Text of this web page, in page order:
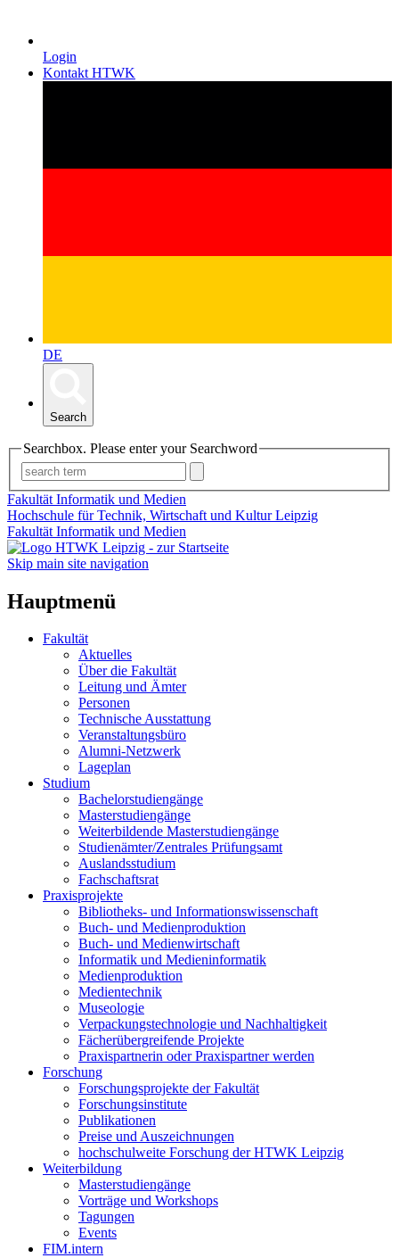
Login
Kontakt HTWK
DE
Search
Searchbox. Please enter your Searchword
Fakultät Informatik und Medien
Hochschule für Technik, Wirtschaft und Kultur Leipzig
Fakultät Informatik und Medien
Skip main site navigation
Hauptmenü
Fakultät
Aktuelles
Über die Fakultät
Leitung und Ämter
Personen
Technische Ausstattung
Veranstaltungsbüro
Alumni-Netzwerk
Lageplan
Studium
Bachelorstudiengänge
Masterstudiengänge
Weiterbildende Masterstudiengänge
Studienämter/Zentrales Prüfungsamt
Auslandsstudium
Fachschaftsrat
Praxisprojekte
Bibliotheks- und Informationswissenschaft
Buch- und Medienproduktion
Buch- und Medienwirtschaft
Informatik und Medieninformatik
Medienproduktion
Medientechnik
Museologie
Verpackungstechnologie und Nachhaltigkeit
Fächerübergreifende Projekte
Praxispartnerin oder Praxispartner werden
Forschung
Forschungsprojekte der Fakultät
Forschungsinstitute
Publikationen
Preise und Auszeichnungen
hochschulweite Forschung der HTWK Leipzig
Weiterbildung
Masterstudiengänge
Vorträge und Workshops
Tagungen
Events
FIM.intern